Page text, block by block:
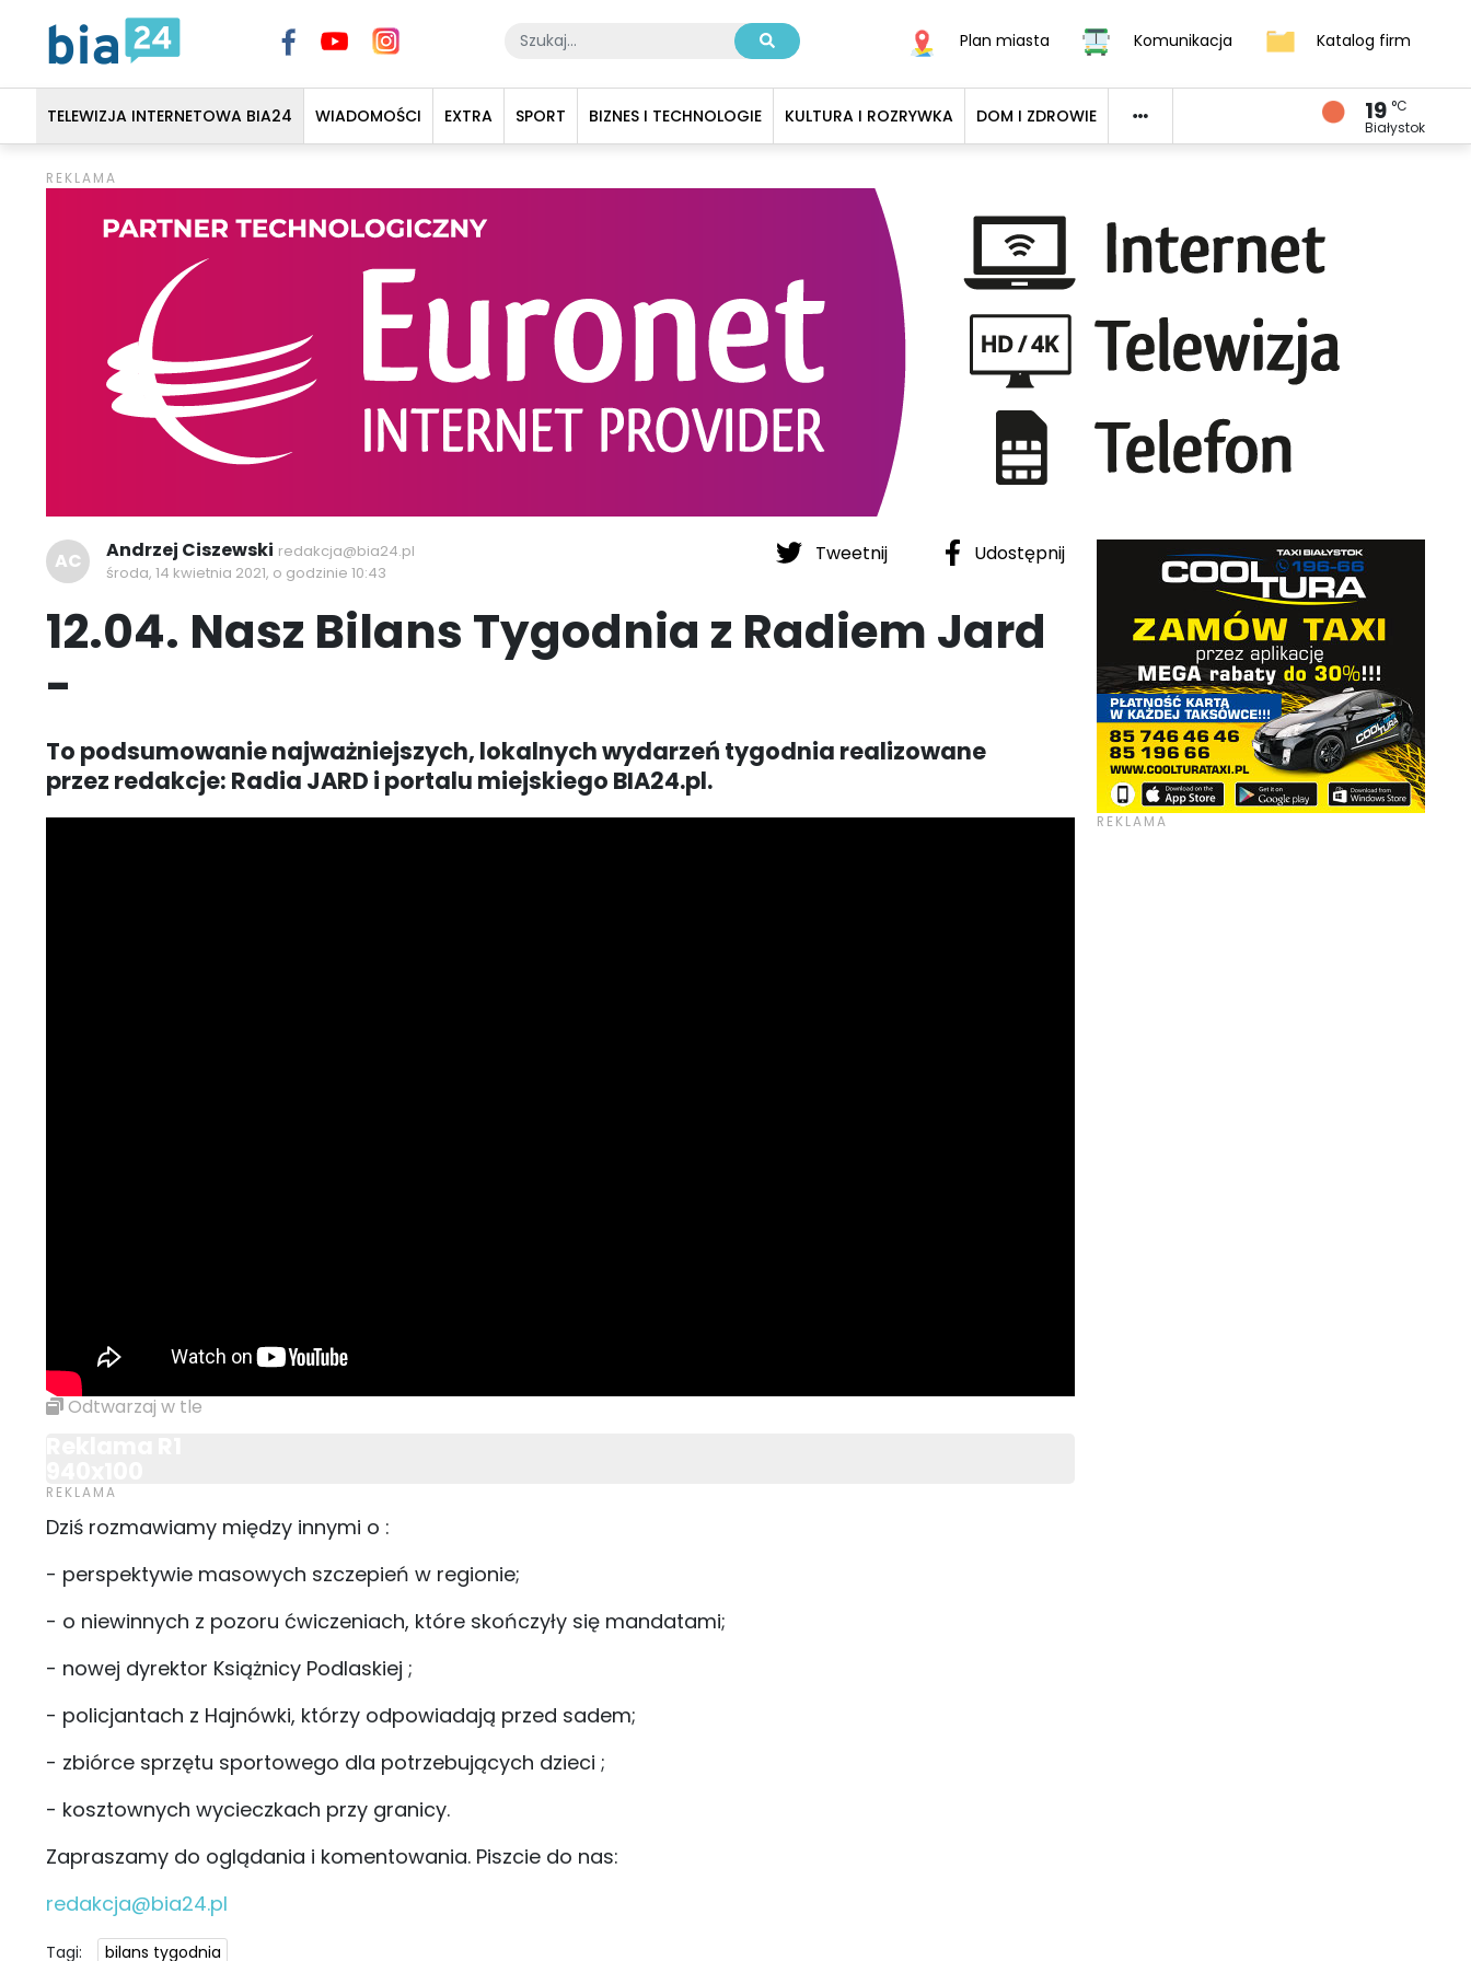
Plan miasta Komunikacja Katalog firm
TELEWIZJA INTERNETOWA BIA24 WIADOMOŚCI EXTRA SPORT BIZNES I TECHNOLOGIE KULTURA I ROZRYWKA DOM I ZDROWIE 19 °C
Białystok
Tweetnij Udostępnij
AC Andrzej Ciszewski redakcja@bia24.pl
środa, 14 kwietnia 2021, o godzinie 10:43
12.04. Nasz Bilans Tygodnia z Radiem Jard
-
To podsumowanie najważniejszych, lokalnych wydarzeń tygodnia realizowane
przez redakcje: Radia JARD i portalu miejskiego BIA24.pl.
Odtwarzaj w tle
Dziś rozmawiamy między innymi o :
- perspektywie masowych szczepień w regionie;
- o niewinnych z pozoru ćwiczeniach, które skończyły się mandatami;
- nowej dyrektor Książnicy Podlaskiej ;
- policjantach z Hajnówki, którzy odpowiadają przed sadem;
- zbiórce sprzętu sportowego dla potrzebujących dzieci ;
- kosztownych wycieczkach przy granicy.
Zapraszamy do oglądania i komentowania. Piszcie do nas:
redakcja@bia24.pl
Tagi: bilans tygodnia